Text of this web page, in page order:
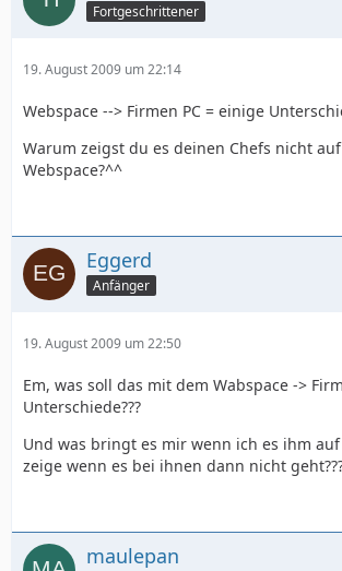
Fortgeschrittener
19. August 2009 um 22:14
Webspace --> Firmen PC = einige
Warum zeigst du es deinen Chefs nicht
Webspace?^^
Eggerd
Anfänger
19. August 2009 um 22:50
Em, was soll das mit dem Wabspace ->
Unterschiede???
Und was bringt es mir wenn ich es ihm
zeige wenn es bei ihnen dann nicht
maulepan